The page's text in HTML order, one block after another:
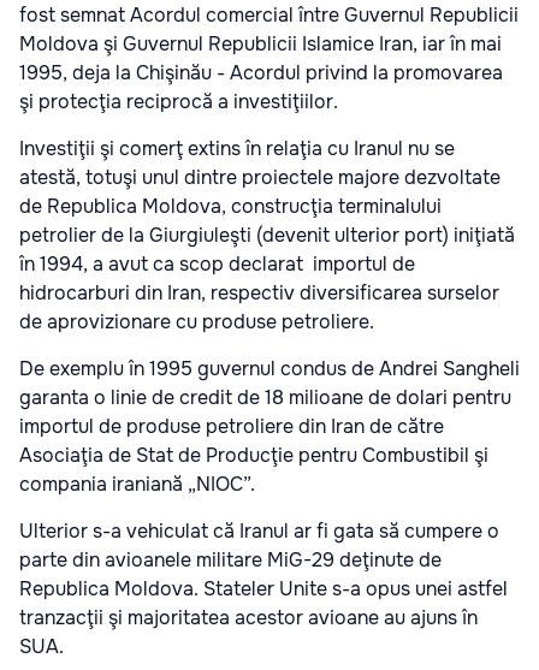
fost semnat Acordul comercial între Guvernul Republicii
Moldova şi Guvernul Republicii Islamice Iran, iar în mai
1995, deja la Chişinău - Acordul privind la promovarea
şi protecţia reciprocă a investiţiilor.
Investiţii şi comerţ extins în relaţia cu Iranul nu se
atestă, totuşi unul dintre proiectele majore dezvoltate
de Republica Moldova, construcţia terminalului
petrolier de la Giurgiuleşti (devenit ulterior port) iniţiată
în 1994, a avut ca scop declarat importul de
hidrocarburi din Iran, respectiv diversificarea surselor
de aprovizionare cu produse petroliere.
De exemplu în 1995 guvernul condus de Andrei Sangheli
garanta o linie de credit de 18 milioane de dolari pentru
importul de produse petroliere din Iran de către
Asociaţia de Stat de Producţie pentru Combustibil şi
compania iraniană „NIOC”.
Ulterior s-a vehiculat că Iranul ar fi gata să cumpere o
parte din avioanele militare MiG-29 deţinute de
Republica Moldova. Stateler Unite s-a opus unei astfel
tranzacţii şi majoritatea acestor avioane au ajuns în
SUA.